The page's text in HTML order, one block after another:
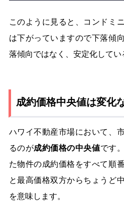
このように見ると、コンドミ
は下がっていますので下落傾
落傾向ではなく、安定化してい
成約価格中央値は変化
ハワイ不動産市場において、
るのが成約価格の中央値です
た物件の成約価格をすべて順
と最高価格双方からちょうど
を意味します。